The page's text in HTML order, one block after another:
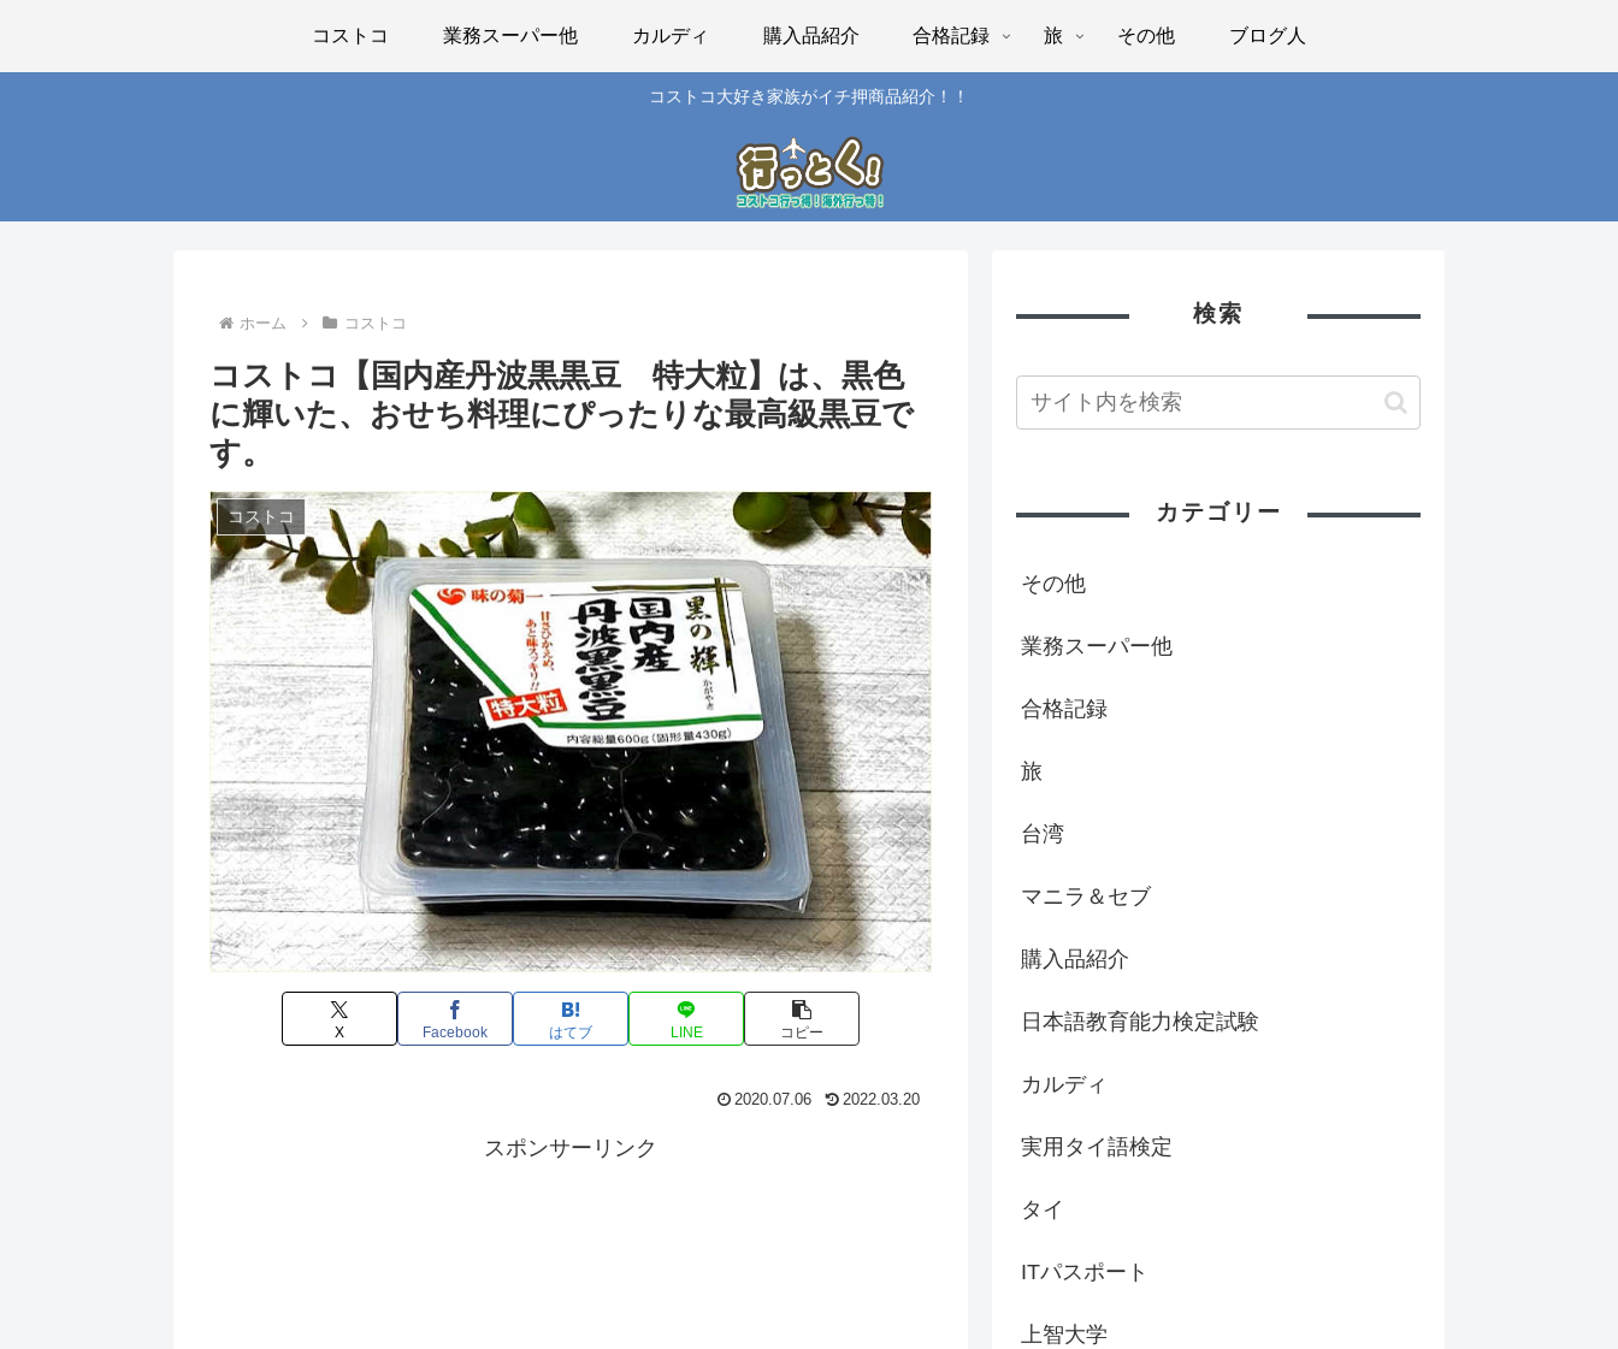
コストコ大好き家族がイチ押商品紹介！！
コストコ 業務スーパー他 カルディ 購入品紹介 合格記録 旅 その他 ブログ人
ホーム コストコ
コストコ【国内産丹波黒黒豆 特大粒】は、黒色
に輝いた、おせち料理にぴったりな最高級黒豆で
す。
コストコ
X Facebook はてブ LINE コピー
2020.07.06 2022.03.20
スポンサーリンク
検索
カテゴリー
その他
業務スーパー他
合格記録
旅
台湾
マニラ＆セブ
購入品紹介
日本語教育能力検定試験
カルディ
実用タイ語検定
タイ
ITパスポート
上智大学